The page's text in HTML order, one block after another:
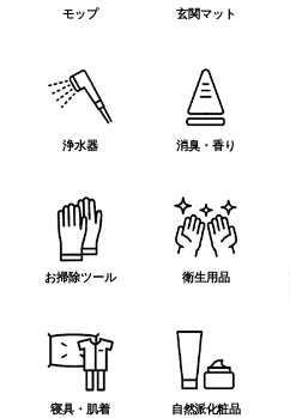
モップ 玄関マット
浄水器 消臭・香り
お掃除ツール 衛生用品
寝具・肌着 自然派化粧品